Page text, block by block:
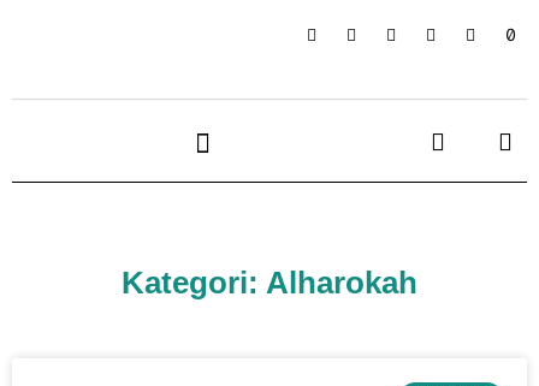
Kategori: Alharokah